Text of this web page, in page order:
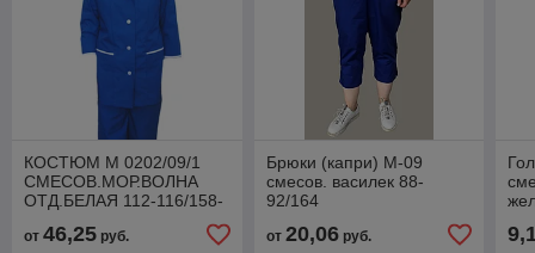
КОСТЮМ М 0202/09/1
СМЕСОВ.МОР.ВОЛНА
ОТД.БЕЛАЯ 112-116/158-
от 46,25 руб.
Брюки (капри) М-09
смесов. василек 88-
92/164
от 20,06руб.